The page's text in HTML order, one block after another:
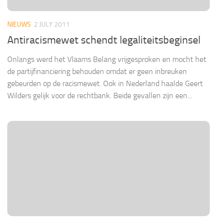
NIEUWS 2 JULY 2011
Antiracismewet schendt legaliteitsbeginsel
Onlangs werd het Vlaams Belang vrijgesproken en mocht het
de partijfinanciering behouden omdat er geen inbreuken
gebeurden op de racismewet. Ook in Nederland haalde Geert
Wilders gelijk voor de rechtbank. Beide gevallen zijn een...